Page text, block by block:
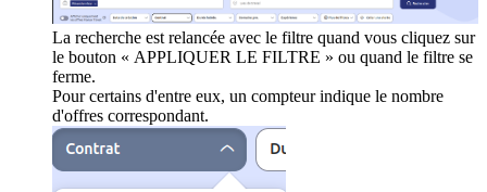
La recherche est relancée avec le filtre quand vous cliquez sur
le bouton « APPLIQUER LE FILTRE » ou quand le filtre se
ferme.
Pour certains d'entre eux, un compteur indique le nombre
d'offres correspondant.